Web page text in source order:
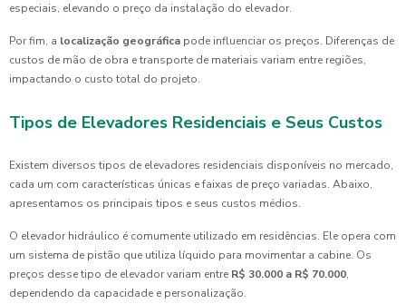
especiais, elevando o preço da instalação do elevador.
Por fim, a localização geográfica pode influenciar os preços. Diferenças de
custos de mão de obra e transporte de materiais variam entre regiões,
impactando o custo total do projeto.
Tipos de Elevadores Residenciais e Seus Custos
Existem diversos tipos de elevadores residenciais disponíveis no mercado,
cada um com características únicas e faixas de preço variadas. Abaixo,
apresentamos os principais tipos e seus custos médios.
O elevador hidráulico é comumente utilizado em residências. Ele opera com
um sistema de pistão que utiliza líquido para movimentar a cabine. Os
preços desse tipo de elevador variam entre R$ 30.000 a R$ 70.000,
dependendo da capacidade e personalização.